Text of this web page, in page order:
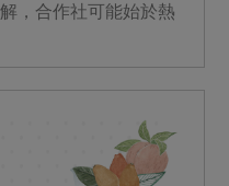
，合作社可能始於熱